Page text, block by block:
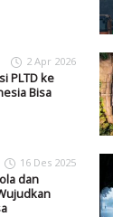
2 Apr 2026
PLTD ke
Bisa
16 Des 2025
dan